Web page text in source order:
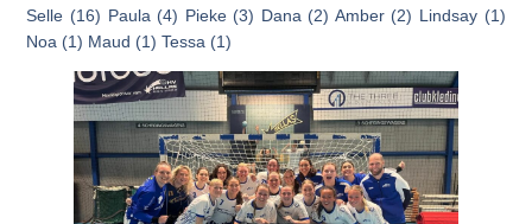
Selle (16) Paula (4) Pieke (3) Dana (2) Amber (2) Lindsay (1)
Noa (1) Maud (1) Tessa (1)